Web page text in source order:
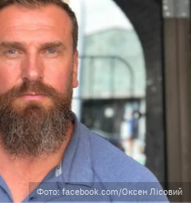
Фото: facebook.com/Оксен Лісовий​